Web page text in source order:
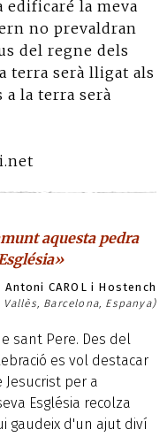
edificaré la meva
no prevaldran
del regne dels
terra serà lligat als
la terra serà
aquesta pedra
Antoni CAROL i Hostench
Barcelona, Espanya)
sant Pere. Des del
es vol destacar
per a
Església recolza
gaudeix d'un ajut diví